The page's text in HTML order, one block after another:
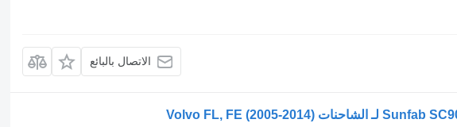
الاتصال بالبائع